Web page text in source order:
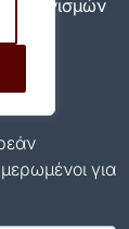
μηχανισμών
για